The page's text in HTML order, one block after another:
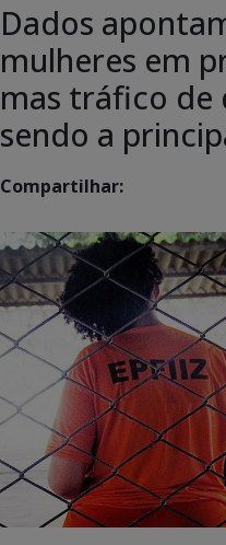
Dados
mulheres em
mas tráfico de
sendo a
Compartilhar: